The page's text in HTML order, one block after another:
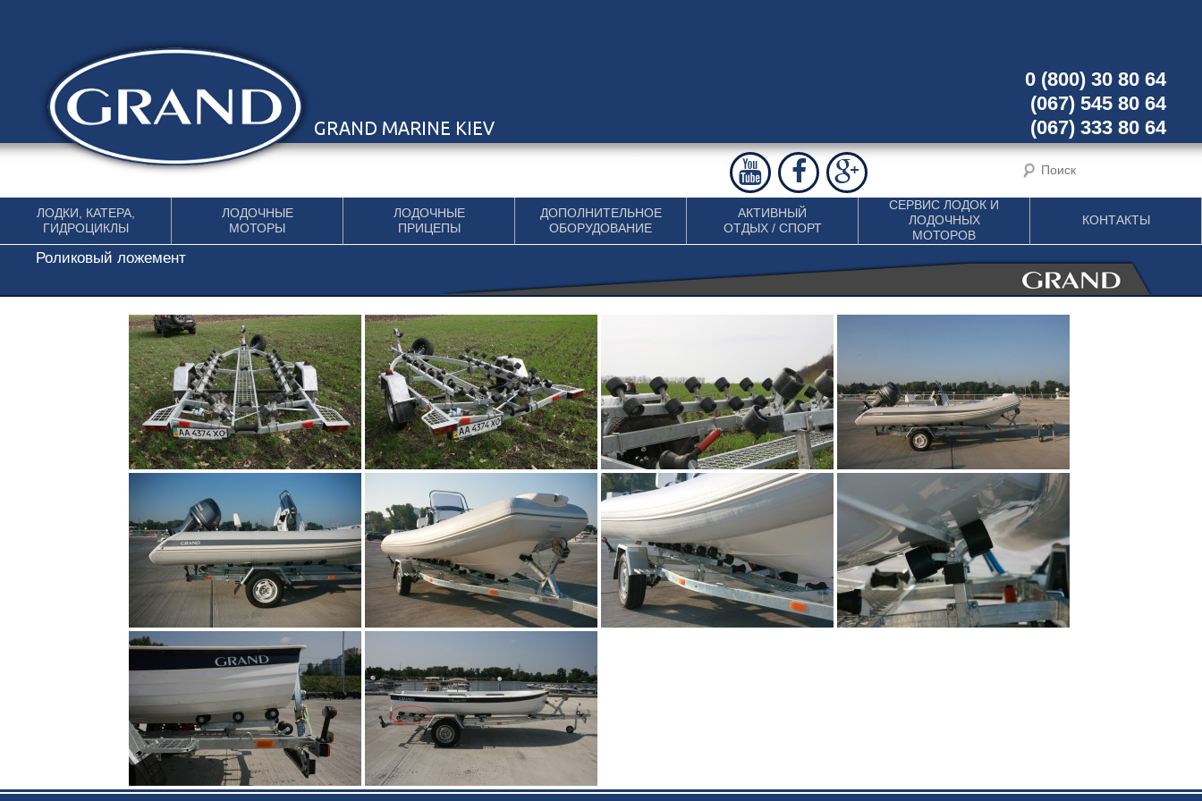
0 (800) 30 80 64
(067) 545 80 64
(067) 333 80 64
ЛОДКИ, КАТЕРА,
ГИДРОЦИКЛЫ
ЛОДОЧНЫЕ
МОТОРЫ
ЛОДОЧНЫЕ
ПРИЦЕПЫ
ДОПОЛНИТЕЛЬНОЕ
ОБОРУДОВАНИЕ
АКТИВНЫЙ
ОТДЫХ / СПОРТ
СЕРВИС ЛОДОК И
ЛОДОЧНЫХ
МОТОРОВ
КОНТАКТЫ
Роликовый ложемент